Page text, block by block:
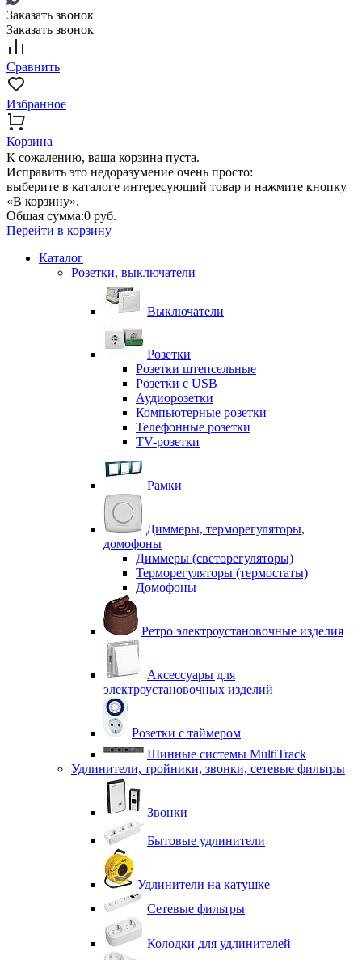
Заказать звонок
Заказать звонок
Сравнить
Избранное
Корзина
К сожалению, ваша корзина пуста.
Исправить это недоразумение очень просто:
выберите в каталоге интересующий товар и нажмите кнопку
«В корзину».
Общая сумма:0 руб.
Перейти в корзину
Каталог
Розетки, выключатели
Выключатели
Розетки
Розетки штепсельные
Розетки с USB
Аудиорозетки
Компьютерные розетки
Телефонные розетки
TV-розетки
Рамки
Диммеры, терморегуляторы,
домофоны
Диммеры (светорегуляторы)
Терморегуляторы (термостаты)
Домофоны
Ретро электроустановочные изделия
Аксессуары для
электроустановочных изделий
Розетки с таймером
Шинные системы MultiTrack
Удлинители, тройники, звонки, сетевые фильтры
Звонки
Бытовые удлинители
Удлинители на катушке
Сетевые фильтры
Колодки для удлинителей